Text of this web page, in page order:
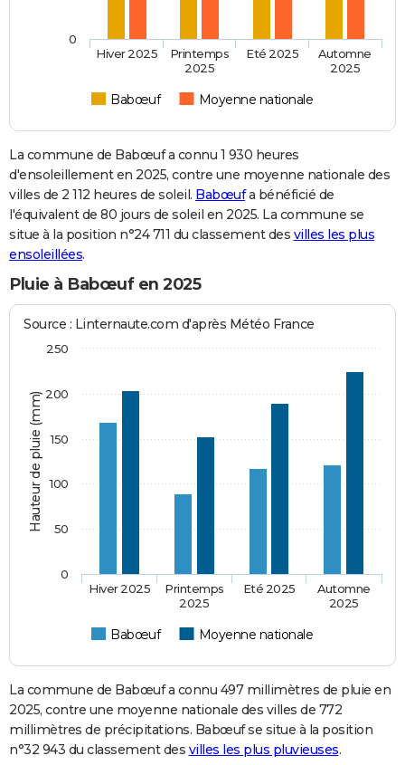
Babœuf Moyenne nationale
Hiver 2025
Printemps
2025
Eté 2025
Automne
2025
0
La commune de Babœuf a connu 1 930 heures
d'ensoleillement en 2025, contre une moyenne nationale des
villes de 2 112 heures de soleil. Babœufa bénéficié de
l'équivalent de 80 jours de soleil en 2025. La commune se
situe à la position n°24 711 du classement des villes les plus
ensoleillées.
Pluie à Babœuf en 2025
Hauteur de pluie (mm)
Source : Linternaute.com d'après Météo France
Babœuf Moyenne nationale
Hiver 2025
Printemps
2025
Eté 2025
Automne
2025
0
50
100
150
200
250
La commune de Babœuf a connu 497 millimètres de pluie en
2025, contre une moyenne nationale des villes de 772
millimètres de précipitations. Babœuf se situe à la position
n°32 943 du classement des villes les plus pluvieuses.